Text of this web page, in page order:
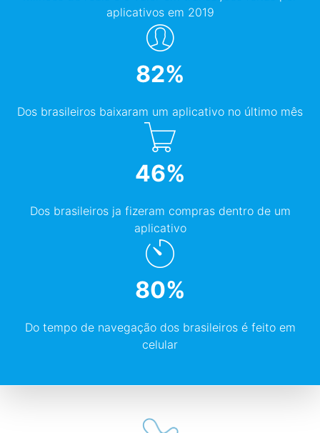
aplicativos em 2019
82%
Dos brasileiros baixaram um aplicativo no último mês
46%
Dos brasileiros ja fizeram compras dentro de um
aplicativo
80%
Do tempo de navegação dos brasileiros é feito em
celular